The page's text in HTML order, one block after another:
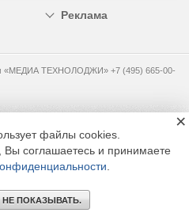
Реклама
«МЕДИА ТЕХНОЛОДЖИ» +7 (495) 665-00-
файлы cookies.
соглашаетесь и принимаете
ПОКАЗЫВАТЬ.
×